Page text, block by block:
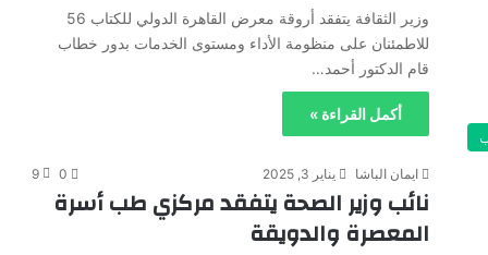
وزير الثقافة يتفقد أروقة معرض القاهرة الدولي للكتاب 56
للاطمئنان على منظومة الأداء ومستوى الخدمات بدور خطاب
قام الدكتور أحمد…
أكمل القراءة »
ايمان الباشا يناير 3, 2025 0
9
نائب وزير الصحة يتفقد مركزي طب أسرة
المعصرة والدويقة